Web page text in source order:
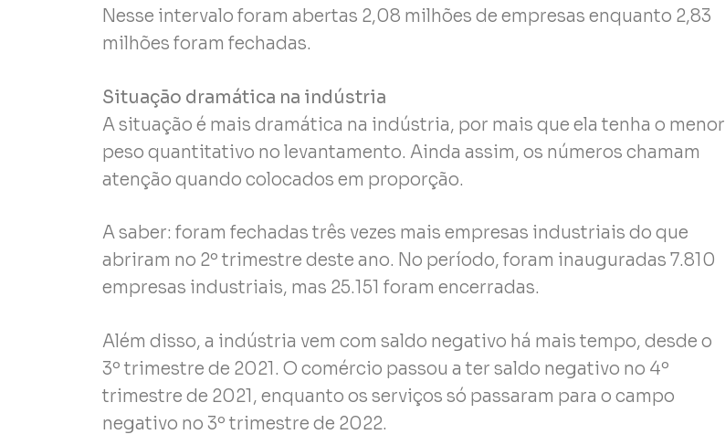
Nesse intervalo foram abertas 2,08 milhões de empresas enquanto 2,83
milhões foram fechadas.
Situação dramática na indústria
A situação é mais dramática na indústria, por mais que ela tenha o menor
peso quantitativo no levantamento. Ainda assim, os números chamam
atenção quando colocados em proporção.
A saber: foram fechadas três vezes mais empresas industriais do que
abriram no 2º trimestre deste ano. No período, foram inauguradas 7.810
empresas industriais, mas 25.151 foram encerradas.
Além disso, a indústria vem com saldo negativo há mais tempo, desde o
3º trimestre de 2021. O comércio passou a ter saldo negativo no 4º
trimestre de 2021, enquanto os serviços só passaram para o campo
negativo no 3º trimestre de 2022.